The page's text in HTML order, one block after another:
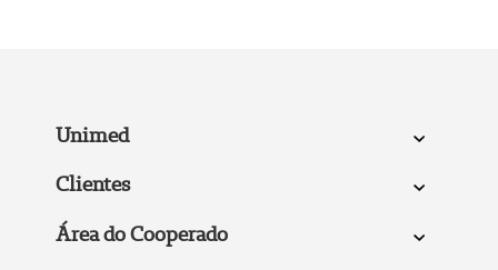
Unimed
Clientes
Área do Cooperado